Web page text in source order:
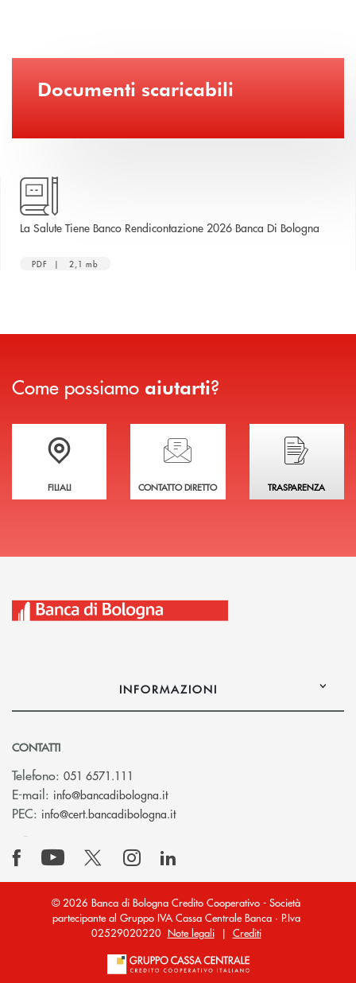
Documenti scaricabili
La Salute Tiene Banco Rendicontazione 2026 Banca Di Bologna
PDF | 2,1 mb
Come possiamo aiutarti?
Trova la filiale più vicina a te
FILIALI
Hai bisogno di assistenza immediata?
CONTATTO DIRETTO
Hai bisogno di
TRASPARENZA
INFORMAZIONI
CONTATTI
Telefono: 051 6571.111
E-mail: info@bancadibologna.it(si apre l’app di posta elettronica)
PEC: info@cert.bancadibologna.it(si apre l’app di posta
© 2026 Banca di Bologna Credito Cooperativo - Società
partecipante al Gruppo IVA Cassa Centrale Banca · P.Iva
02529020220 Note legali| Crediti